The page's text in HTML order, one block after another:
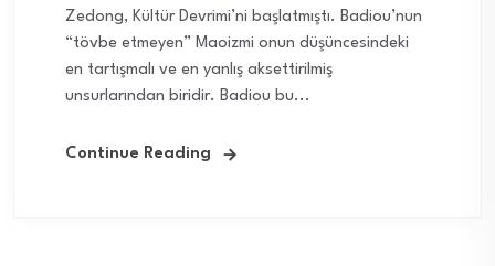
Zedong, Kültür Devrimi’ni başlatmıştı. Badiou’nun
“tövbe etmeyen” Maoizmi onun düşüncesindeki
en tartışmalı ve en yanlış aksettirilmiş
unsurlarından biridir. Badiou bu...
Continue Reading